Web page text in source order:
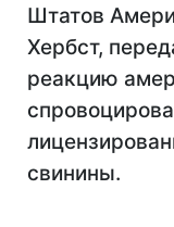
Штатов
Хербст,
реакцию
свинины.